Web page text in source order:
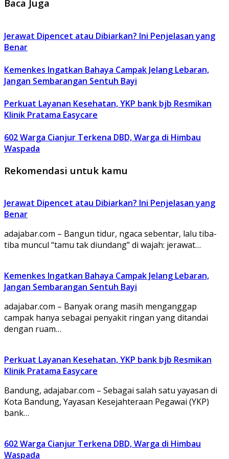
Baca Juga
Jerawat Dipencet atau Dibiarkan? Ini Penjelasan yang
Benar
Kemenkes Ingatkan Bahaya Campak Jelang Lebaran,
Jangan Sembarangan Sentuh Bayi
Perkuat Layanan Kesehatan, YKP bank bjb Resmikan
Klinik Pratama Easycare
602 Warga Cianjur Terkena DBD, Warga di Himbau
Waspada
Rekomendasi untuk kamu
Jerawat Dipencet atau Dibiarkan? Ini Penjelasan yang
Benar
adajabar.com – Bangun tidur, ngaca sebentar, lalu tiba-
tiba muncul “tamu tak diundang” di wajah: jerawat…
Kemenkes Ingatkan Bahaya Campak Jelang Lebaran,
Jangan Sembarangan Sentuh Bayi
adajabar.com – Banyak orang masih menganggap
campak hanya sebagai penyakit ringan yang ditandai
dengan ruam…
Perkuat Layanan Kesehatan, YKP bank bjb Resmikan
Klinik Pratama Easycare
Bandung, adajabar.com – Sebagai salah satu yayasan di
Kota Bandung, Yayasan Kesejahteraan Pegawai (YKP)
bank…
602 Warga Cianjur Terkena DBD, Warga di Himbau
Waspada